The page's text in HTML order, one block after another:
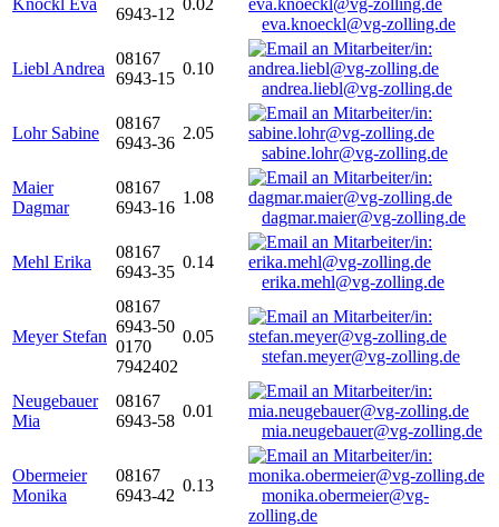
Knöckl Eva
6943-12
0.02
eva.knoeckl@vg-zolling.de
Liebl Andrea
08167
6943-15
0.10
andrea.liebl@vg-zolling.de
Lohr Sabine
08167
6943-36
2.05
sabine.lohr@vg-zolling.de
Maier
Dagmar
08167
6943-16
1.08
dagmar.maier@vg-zolling.de
Mehl Erika
08167
6943-35
0.14
erika.mehl@vg-zolling.de
Meyer Stefan
08167
6943-50
0170
7942402
0.05
stefan.meyer@vg-zolling.de
Neugebauer
Mia
08167
6943-58
0.01
mia.neugebauer@vg-zolling.de
Obermeier
Monika
08167
6943-42
0.13
monika.obermeier@vg-
zolling.de